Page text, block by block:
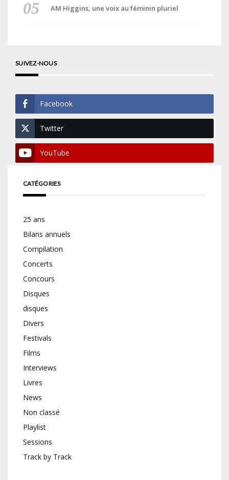
AM Higgins, une voix au féminin pluriel
SUIVEZ-NOUS
Facebook
Twitter
YouTube
CATÉGORIES
25 ans
Bilans annuels
Compilation
Concerts
Concours
Disques
disques
Divers
Festivals
Films
Interviews
Livres
News
Non classé
Playlist
Sessions
Track by Track